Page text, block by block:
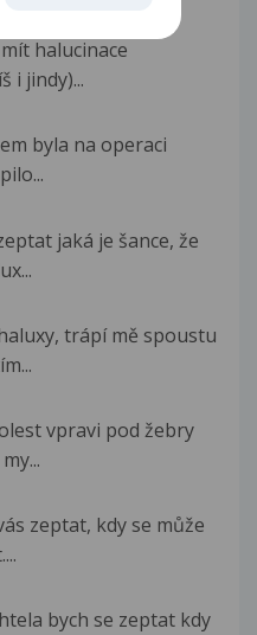
halucinace
i jindy)...
byla na operaci
jaká je šance, že
trápí mě spoustu
vpravi pod žebry
zeptat, kdy se může
bych se zeptat kdy